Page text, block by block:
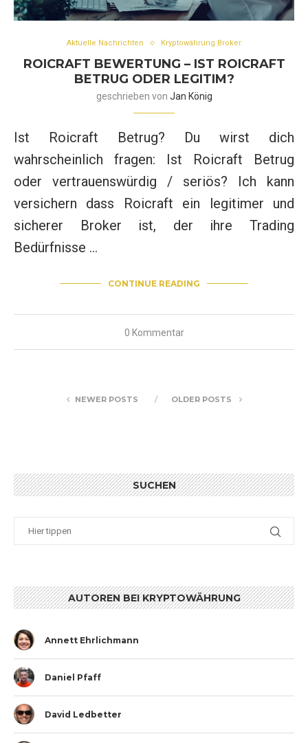
Aktuelle Nachrichten Kryptowährung Broker
ROICRAFT BEWERTUNG – IST ROICRAFT
BETRUG ODER LEGITIM?
geschrieben von Jan König
Ist Roicraft Betrug? Du wirst dich
wahrscheinlich fragen: Ist Roicraft Betrug
oder vertrauenswürdig / seriös? Ich kann
versichern dass Roicraft ein legitimer und
sicherer Broker ist, der ihre Trading
Bedürfnisse …
CONTINUE READING
0 Kommentar
NEWER POSTS OLDER POSTS
SUCHEN
AUTOREN BEI KRYPTOWÄHRUNG
Annett Ehrlichmann
Daniel Pfaff
David Ledbetter